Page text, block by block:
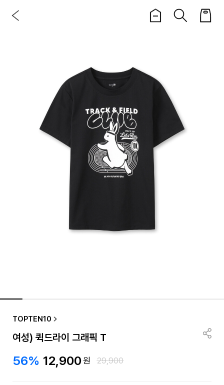
TOPTEN10
여성) 퀵드라이 그래픽 T
56% 12,900원 29,900